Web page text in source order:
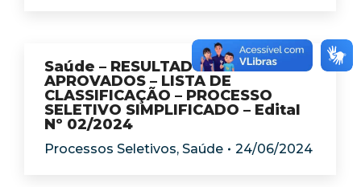
Saúde – RESULTADO FINAL DOS
APROVADOS – LISTA DE
CLASSIFICAÇÃO – PROCESSO
SELETIVO SIMPLIFICADO – Edital
Nº 02/2024
Processos Seletivos, Saúde 24/06/2024